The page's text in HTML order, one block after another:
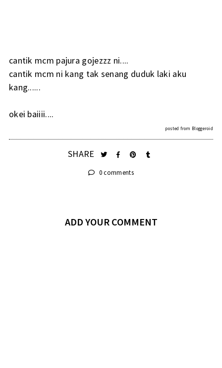
cantik mcm pajura gojezzz ni....
cantik mcm ni kang tak senang duduk laki aku
kang......
okei baiiii....
posted from Bloggeroid
SHARE
0 comments
ADD YOUR COMMENT